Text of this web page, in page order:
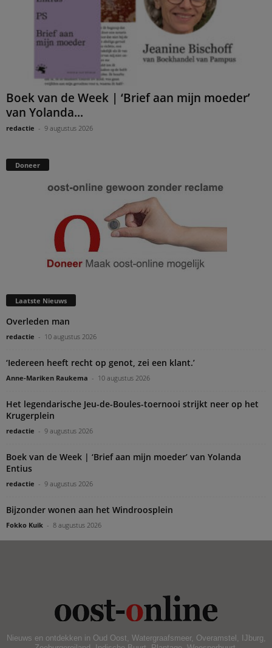
Boek van de Week | ‘Brief aan mijn moeder’
van Yolanda...
redactie - 9 augustus 2026
Doneer
Laatste Nieuws
Overleden man
redactie - 10 augustus 2026
‘Iedereen heeft recht op genot, zei een klant.’
Anne-Mariken Raukema - 10 augustus 2026
Het legendarische Jeu-de-Boules-toernooi strijkt neer op het
Krugerplein
redactie - 9 augustus 2026
Boek van de Week | ‘Brief aan mijn moeder’ van Yolanda
Entius
redactie - 9 augustus 2026
Bijzonder wonen aan het Windroosplein
Fokko Kuik - 8 augustus 2026
Nieuws en ontdekken in Oud Oost, Watergraafsmeer, Overamstel, IJburg,